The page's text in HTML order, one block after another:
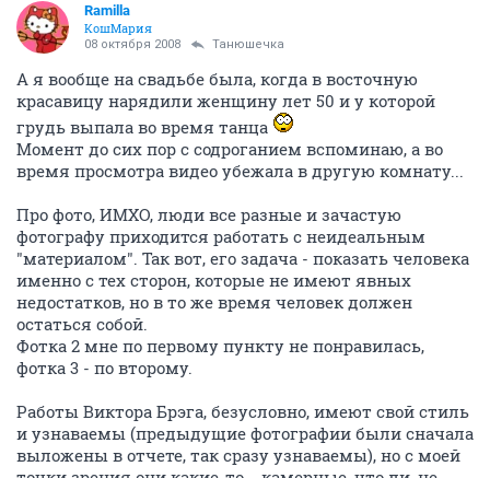
Ramilla
КошМария
08 октября 2008 Танюшечка
А я вообще на свадьбе была, когда в восточную
красавицу нарядили женщину лет 50 и у которой
грудь выпала во время танца
Момент до сих пор с содроганием вспоминаю, а во
время просмотра видео убежала в другую комнату...
Про фото, ИМХО, люди все разные и зачастую
фотографу приходится работать с неидеальным
"материалом". Так вот, его задача - показать человека
именно с тех сторон, которые не имеют явных
недостатков, но в то же время человек должен
остаться собой.
Фотка 2 мне по первому пункту не понравилась,
фотка 3 - по второму.
Работы Виктора Брэга, безусловно, имеют свой стиль
и узнаваемы (предыдущие фотографии были сначала
выложены в отчете, так сразу узнаваемы), но с моей